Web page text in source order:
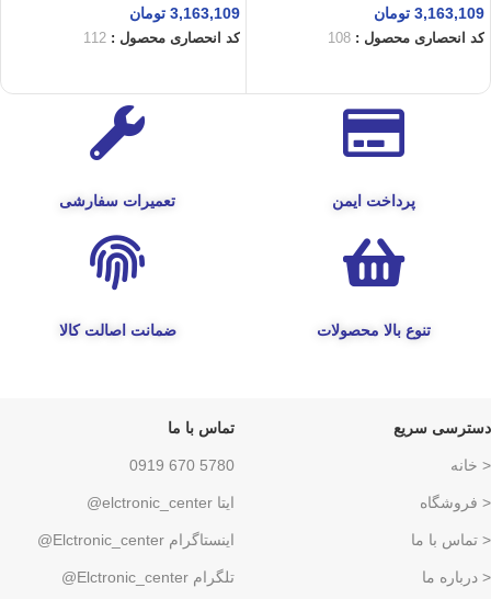
3,163,109 تومان
کد انحصاری محصول : 108
3,163,109 تومان
کد انحصاری محصول : 112
پرداخت ایمن تعمیرات سفارشی
تنوع بالا محصولات ضمانت اصالت کالا
دسترسی سریع
< خانه
< فروشگاه
< تماس با ما
< درباره ما
تماس با ما
5780 670 0919
ایتا elctronic_center@
اینستاگرام Elctronic_center@
تلگرام Elctronic_center@